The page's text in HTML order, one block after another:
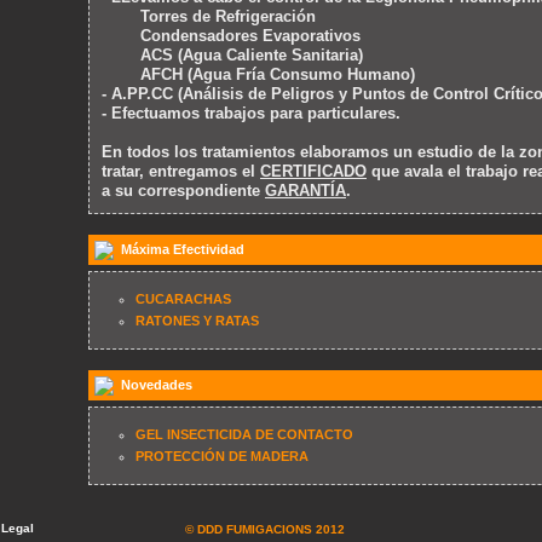
Torres de Refrigeración
Condensadores Evaporativos
ACS (Agua Caliente Sanitaria)
AFCH (Agua Fría Consumo Humano)
- A.PP.CC (Análisis de Peligros y Puntos de Control
- Efectuamos trabajos para particulares.
En todos los tratamientos elaboramos un estudio de la
tratar, entregamos el CERTIFICADO que avala el trabajo
a su correspondiente GARANTÍA.
Máxima Efectividad
CUCARACHAS
RATONES Y RATAS
Novedades
GEL INSECTICIDA DE CONTACTO
PROTECCIÓN DE MADERA
© DDD FUMIGACIONS 2012